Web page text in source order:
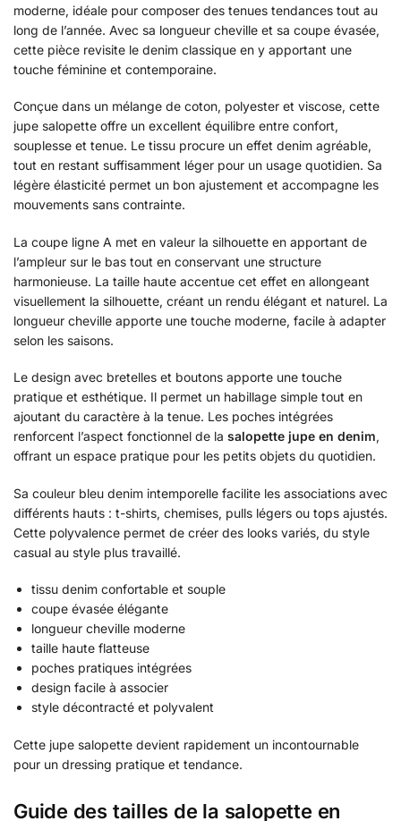
moderne, idéale pour composer des tenues tendances tout au
long de l’année. Avec sa longueur cheville et sa coupe évasée,
cette pièce revisite le denim classique en y apportant une
touche féminine et contemporaine.
Conçue dans un mélange de coton, polyester et viscose, cette
jupe salopette offre un excellent équilibre entre confort,
souplesse et tenue. Le tissu procure un effet denim agréable,
tout en restant suffisamment léger pour un usage quotidien. Sa
légère élasticité permet un bon ajustement et accompagne les
mouvements sans contrainte.
La coupe ligne A met en valeur la silhouette en apportant de
l’ampleur sur le bas tout en conservant une structure
harmonieuse. La taille haute accentue cet effet en allongeant
visuellement la silhouette, créant un rendu élégant et naturel. La
longueur cheville apporte une touche moderne, facile à adapter
selon les saisons.
Le design avec bretelles et boutons apporte une touche
pratique et esthétique. Il permet un habillage simple tout en
ajoutant du caractère à la tenue. Les poches intégrées
renforcent l’aspect fonctionnel de la salopette jupe en denim,
offrant un espace pratique pour les petits objets du quotidien.
Sa couleur bleu denim intemporelle facilite les associations avec
différents hauts : t-shirts, chemises, pulls légers ou tops ajustés.
Cette polyvalence permet de créer des looks variés, du style
casual au style plus travaillé.
tissu denim confortable et souple
coupe évasée élégante
longueur cheville moderne
taille haute flatteuse
poches pratiques intégrées
design facile à associer
style décontracté et polyvalent
Cette jupe salopette devient rapidement un incontournable
pour un dressing pratique et tendance.
Guide des tailles de la salopette en